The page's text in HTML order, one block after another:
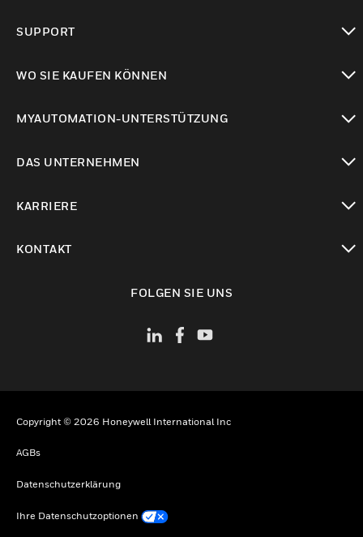
SUPPORT
WO SIE KAUFEN KÖNNEN
MYAUTOMATION-UNTERSTÜTZUNG
DAS UNTERNEHMEN
KARRIERE
KONTAKT
FOLGEN SIE UNS
Copyright © 2026 Honeywell International Inc
AGBs
Datenschutzerklärung
Ihre Datenschutzoptionen